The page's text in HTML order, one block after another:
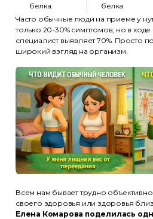
белка.
белка.
Часто обычные люди на приеме у
только 20-30% симптомов, но в
специалист выявляет 70%. Просто
широкий взгляд на организм.
Всем нам бывает трудно
своего здоровья или здоровья
Елена Комарова поделилась